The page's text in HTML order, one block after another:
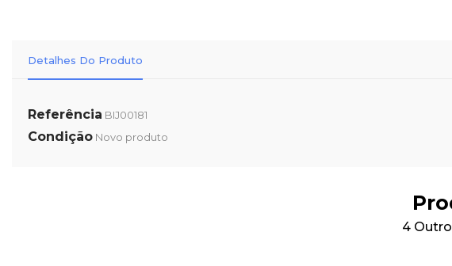
Detalhes Do Produto
Referência BIJ00181
Condição Novo produto
4